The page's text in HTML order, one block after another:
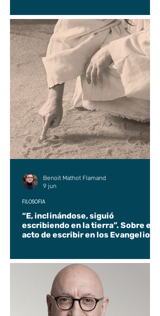
“E, inclinándose, siguió
escribiendo en la tierra”. Sobre el
acto de escribir en los Evangelios.
FILOSOFÍA
Benoit Mathot Flamand
9 jun